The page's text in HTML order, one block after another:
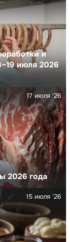
и
июля 2026
2026 года
17 июля '26
15 июля '26